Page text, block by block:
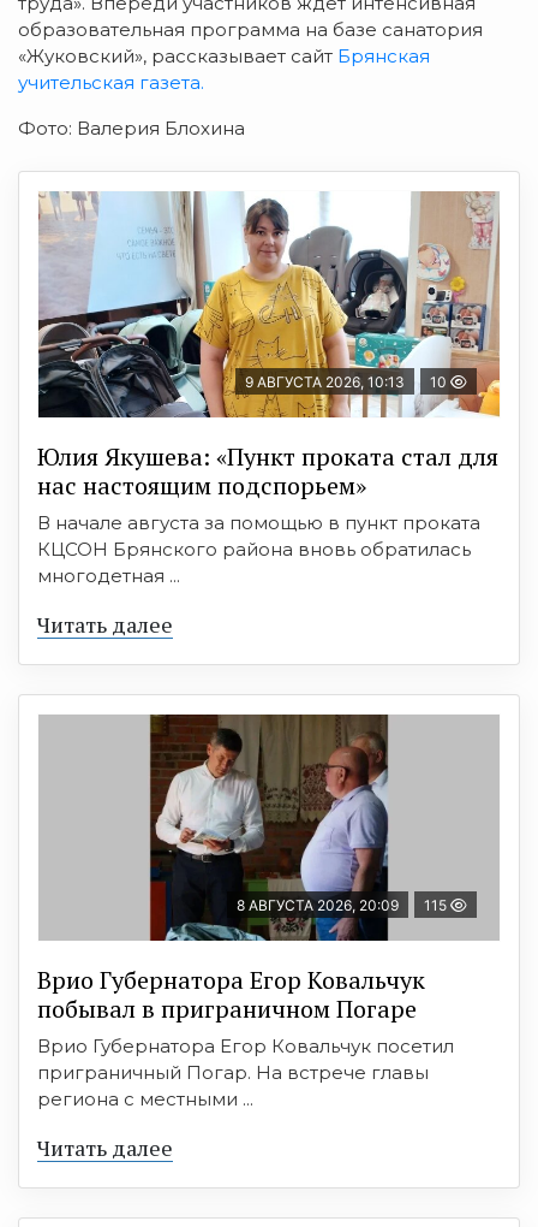
образовательная программа на базе санатория
«Жуковский», рассказывает сайт Брянская
учительская газета.
Фото: Валерия Блохина
9 АВГУСТА 2026, 10:13 10
Юлия Якушева: «Пункт проката стал для
нас настоящим подспорьем»
В начале августа за помощью в пункт проката
КЦСОН Брянского района вновь обратилась
многодетная ...
Читать далее
8 АВГУСТА 2026, 20:09 115
Врио Губернатора Егор Ковальчук
побывал в приграничном Погаре
Врио Губернатора Егор Ковальчук посетил
приграничный Погар. На встрече главы
региона с местными ...
Читать далее